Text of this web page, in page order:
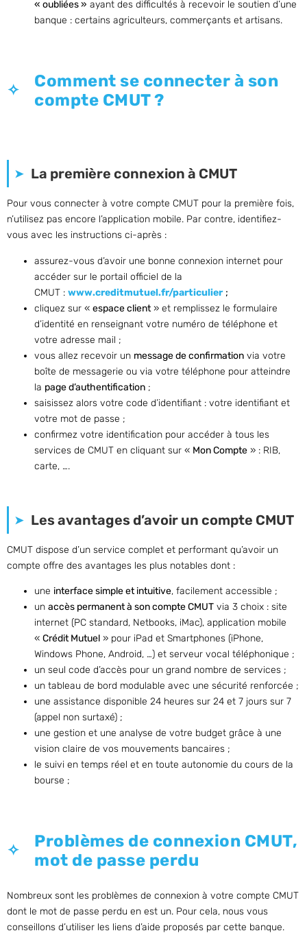
« oubliées » ayant des difficultés à recevoir le soutien d’une
banque : certains agriculteurs, commerçants et artisans.
Comment se connecter à son
compte CMUT ?
La première connexion à CMUT
Pour vous connecter à votre compte CMUT pour la première fois,
n’utilisez pas encore l’application mobile. Par contre, identifiez-
vous avec les instructions ci-après :
assurez-vous d’avoir une bonne connexion internet pour
accéder sur le portail officiel de la
CMUT : www.creditmutuel.fr/particulier ;
cliquez sur « espace client» et remplissez le formulaire
d’identité en renseignant votre numéro de téléphone et
votre adresse mail ;
vous allez recevoir un message de confirmation via votre
boîte de messagerie ou via votre téléphone pour atteindre
la page d’authentification ;
saisissez alors votre code d’identifiant : votre identifiant et
votre mot de passe ;
confirmez votre identification pour accéder à tous les
services de CMUT en cliquant sur « Mon Compte » : RIB,
carte, ….
Les avantages d’avoir un compte CMUT
CMUT dispose d’un service complet et performant qu’avoir un
compte offre des avantages les plus notables dont :
une interface simple et intuitive, facilement accessible ;
un accès permanent à son compte CMUT via 3 choix : site
internet (PC standard, Netbooks, iMac), application mobile
« Crédit Mutuel » pour iPad et Smartphones (iPhone,
Windows Phone, Android, …) et serveur vocal téléphonique ;
un seul code d’accès pour un grand nombre de services ;
un tableau de bord modulable avec une sécurité renforcée ;
une assistance disponible 24 heures sur 24 et 7 jours sur 7
(appel non surtaxé) ;
une gestion et une analyse de votre budget grâce à une
vision claire de vos mouvements bancaires ;
le suivi en temps réel et en toute autonomie du cours de la
bourse ;
Problèmes de connexion CMUT,
mot de passe perdu
Nombreux sont les problèmes de connexion à votre compte CMUT
dont le mot de passe perdu en est un. Pour cela, nous vous
conseillons d’utiliser les liens d’aide proposés par cette banque.